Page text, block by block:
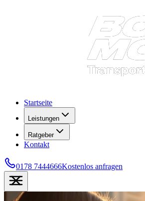
Startseite
Leistungen
Ratgeber
Kontakt
0178 7444666Kostenlos anfragen